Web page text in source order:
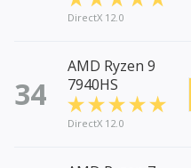
DirectX 12.0
34
AMD Ryzen 9
7940HS
DirectX 12.0